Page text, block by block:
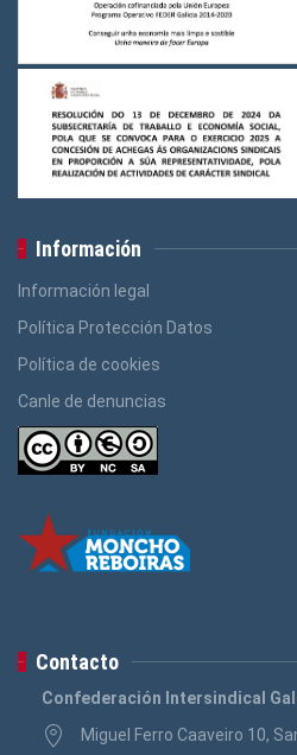
Información
Información legal
Política Protección Datos
Política de cookies
Canle de denuncias
Contacto
Confederación Intersindical
Miguel Ferro Caaveiro 10,